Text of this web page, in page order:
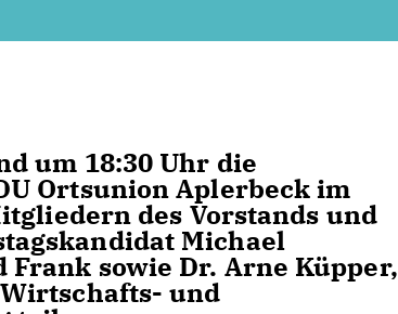
um 18:30 Uhr die
Ortsunion Aplerbeck im
des Vorstands und
Michael
sowie Dr. Arne Küpper,
und